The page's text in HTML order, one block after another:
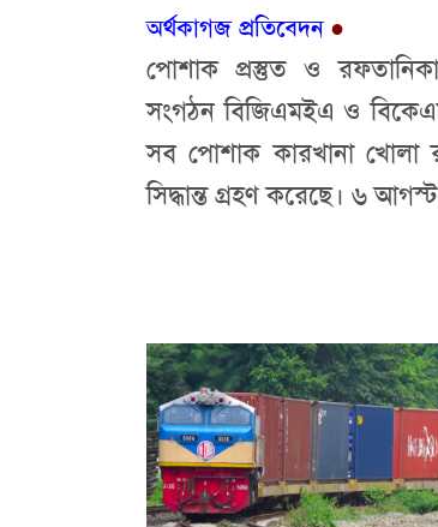
অর্থকাগজ প্রতিবেদন●
পোশাক প্রস্তুত ও
সংগঠন বিজিএমইএ ও
সব পোশাক কারখানা খোলা
সিদ্ধান্ত গ্রহণ করেছে। ৬